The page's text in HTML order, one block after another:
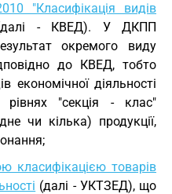
"Класифікація видів
- КВЕД). У ДКПП
окремого виду
до КВЕД, тобто
економічної діяльності
"секція - клас"
чи кілька) продукції,
класифікацією товарів
(далі - УКТЗЕД), що